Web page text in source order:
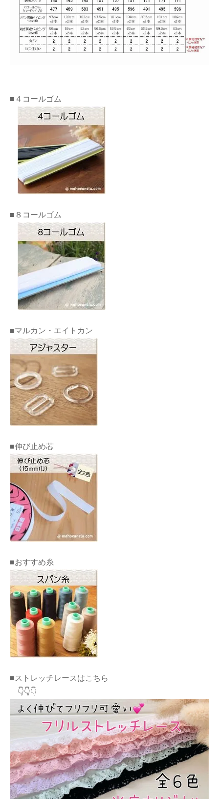
■４コールゴム
■８コールゴム
■マルカン・エイトカン
■伸び止め芯
■おすすめ糸
■ストレッチレースはこちら
👇👇👇